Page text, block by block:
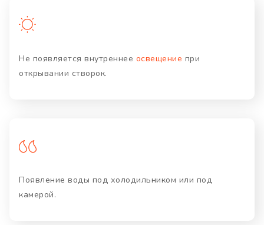
Не появляется внутреннее освещение при
открывании створок.
Появление воды под холодильником или под
камерой.